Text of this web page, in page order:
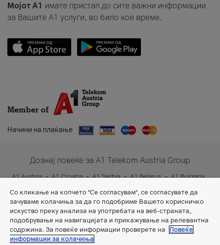
Мојот A1 имате пристап до сите важни информации
за Вашите A1 услуги, во било кое време.
Member of
Начини на плаќање
Дознај повеќе за A1 Telekom Austria Group
A1 Austria A1 Croatia A1 Serbia A1 Belarus
A1 Bulgaria
A1 Slovenia
A1 Digital
Со кликање на копчето "Се согласувам", се согласувате да
зачуваме колачиња за да го подобриме Вашето корисничко
искуство преку анализа на употребата на веб-страната,
подобрување на навигацијата и прикажување на релевантна
содржина. За повеќе информации проверете на
Повеќе
информации за колачиња